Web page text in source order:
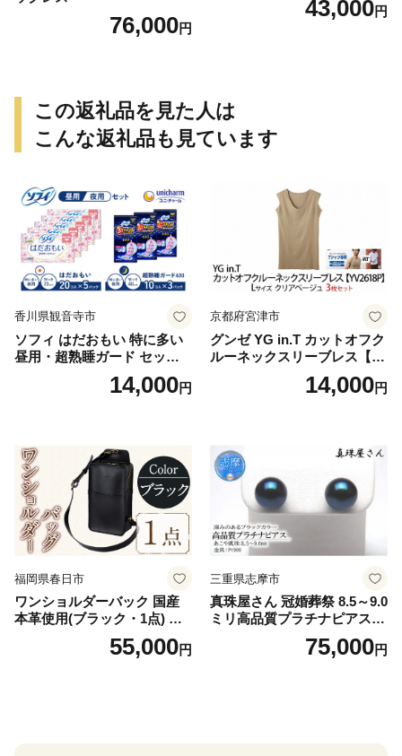
76,000円
43,000円
この返礼品を見た人は
こんな返礼品も見ています
香川県観音寺市
ソフィ はだおもい 特に多い
昼用・超熟睡ガード セット
羽付き ナプキン 生理用品 サ
ニタリー ユニ・チャーム
14,000円
京都府宮津市
グンゼ YG in.T カットオフク
ルーネックスリーブレス【Y
V2618P】Lサイズ クリアベ
ージュ3枚セット [№5716-04
14,000円
福岡県春日市
ワンショルダーバック 国産
本革使用(ブラック・1点) 鞄
バック バッグ カバン レザー
国産 日本製 牛革 黒 革 革製
55,000円
三重県志摩市
真珠屋さん 冠婚葬祭 8.5～9.0
ミリ高品質プラチナピアス P
t900 志摩産アコヤ真珠 ブラ
ックパール 黒真珠75,000円